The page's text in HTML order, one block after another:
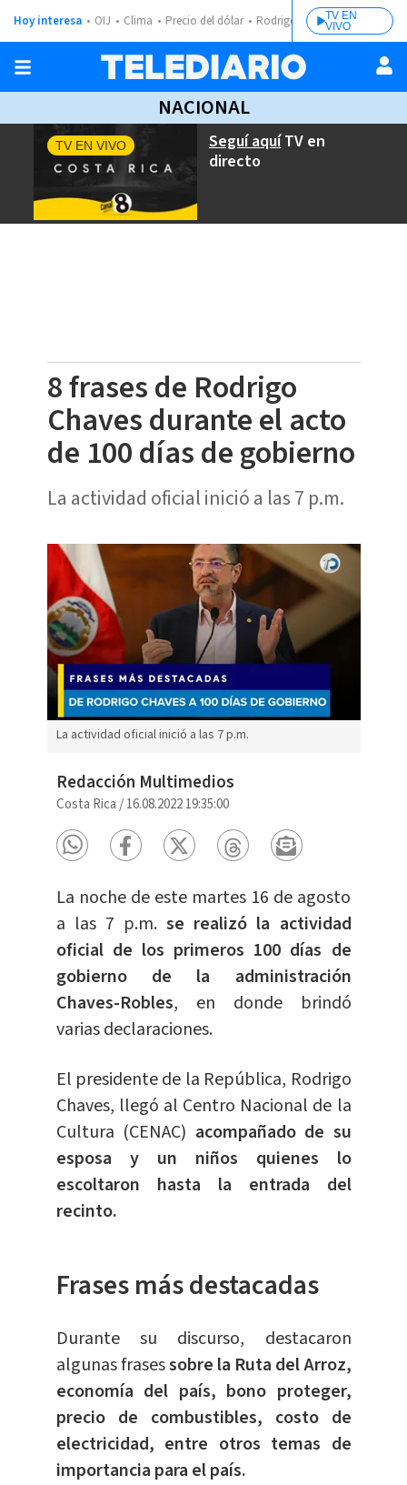
Hoy interesa OIJ Clima Precio del dólar Rodrigo ChavesTV EN
VIVO
NACIONAL
Seguí aquíTV en
directo
TV EN VIVO
8 frases de Rodrigo
Chaves durante el acto
de 100 días de gobierno
La actividad oficial inició a las 7 p.m.
La actividad oficial inició a las 7 p.m.
Redacción Multimedios
Costa Rica /16.08.2022 19:35:00
La noche de este martes 16 de agosto
a las 7 p.m.se realizó la actividad
oficial de los primeros 100 días de
gobierno de la administración
Chaves-Robles, en donde brindó
varias declaraciones.
El presidente de la República, Rodrigo
Chaves, llegó al Centro Nacional de la
Cultura (CENAC) acompañado de su
esposa y un niños quienes lo
escoltaron hasta la entrada del
recinto.
Frases más destacadas
Durante su discurso, destacaron
algunas frasessobre la Ruta del Arroz,
economía del país, bono proteger,
precio de combustibles, costo de
electricidad, entre otros temas de
importancia para el país.